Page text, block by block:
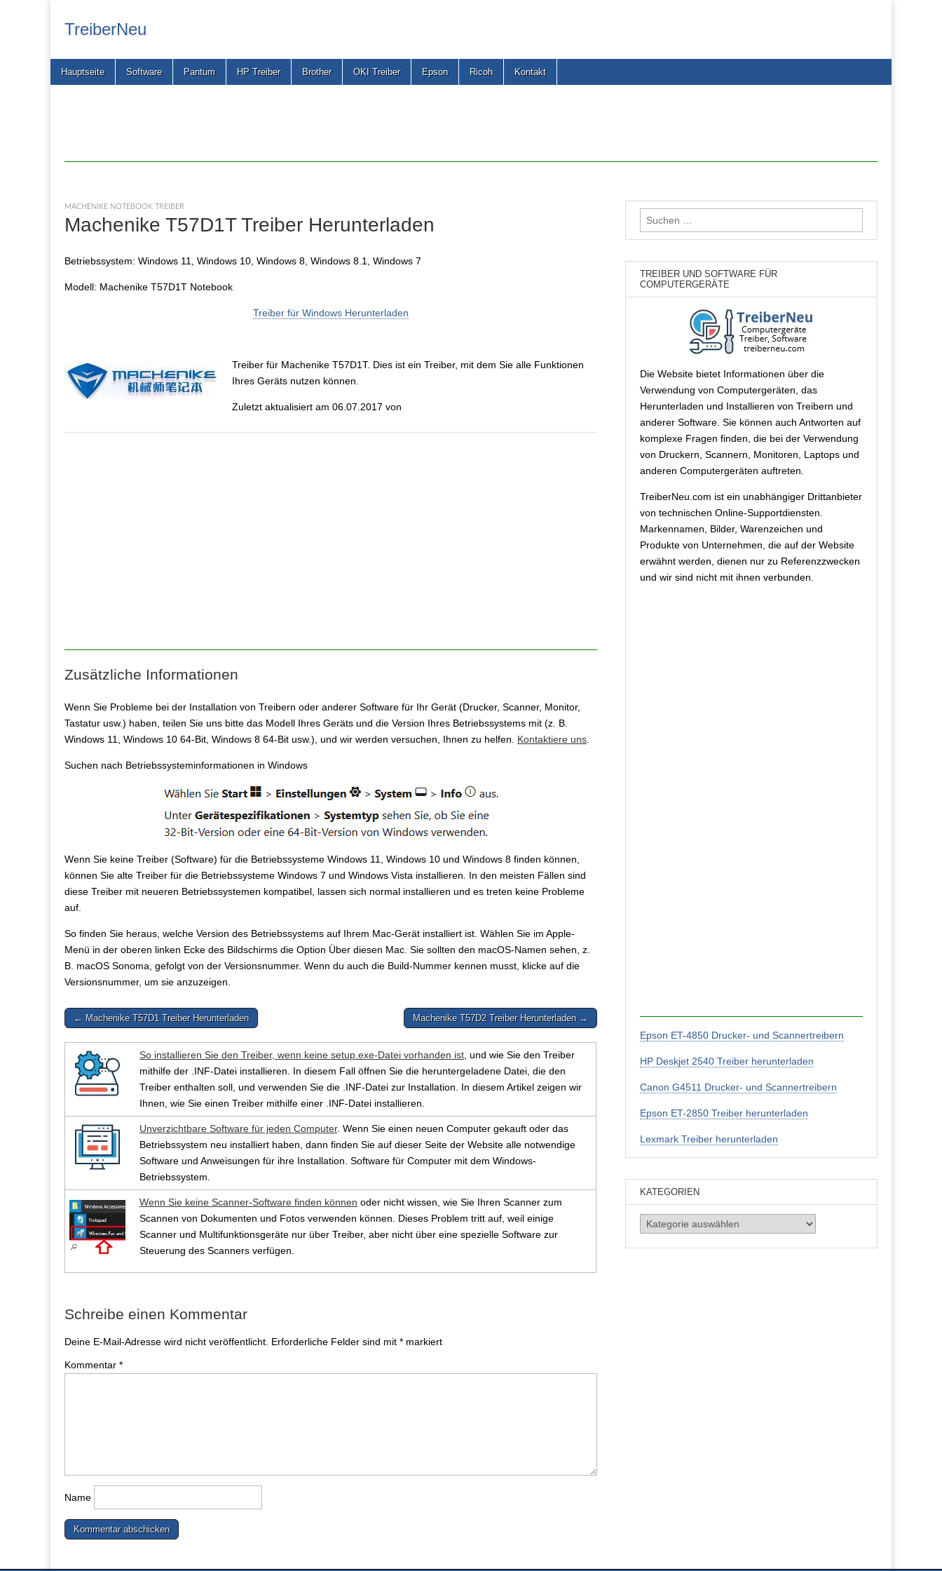
TreiberNeu
Main
Skip
Hauptseite Software Pantum HP Treiber Brother OKI Treiber Epson Ricoh Kontakt
MACHENIKE NOTEBOOK TREIBER
Machenike T57D1T Treiber Herunterladen
Betriebssystem: Windows 11, Windows 10, Windows 8, Windows 8.1, Windows 7
Modell: Machenike T57D1T Notebook
Treiber für Windows Herunterladen
Treiber für Machenike T57D1T. Dies ist ein Treiber, mit dem Sie alle Funktionen
Ihres Geräts nutzen können.
Zuletzt aktualisiert am 06.07.2017 von
Zusätzliche Informationen
Wenn Sie Probleme bei der Installation von Treibern oder anderer Software für Ihr Gerät (Drucker, Scanner, Monitor,
Tastatur usw.) haben, teilen Sie uns bitte das Modell Ihres Geräts und die Version Ihres Betriebssystems mit (z. B.
Windows 11, Windows 10 64-Bit, Windows 8 64-Bit usw.), und wir werden versuchen, Ihnen zu helfen. Kontaktiere uns
Suchen nach Betriebssysteminformationen in Windows
Wenn Sie keine Treiber (Software) für die Betriebssysteme Windows 11, Windows 10 und Windows 8 finden können,
können Sie alte Treiber für die Betriebssysteme Windows 7 und Windows Vista installieren. In den meisten Fällen sind
diese Treiber mit neueren Betriebssystemen kompatibel, lassen sich normal installieren und es treten keine Probleme
auf.
So finden Sie heraus, welche Version des Betriebssystems auf Ihrem Mac-Gerät installiert ist. Wählen Sie im Apple-
Menü in der oberen linken Ecke des Bildschirms die Option Über diesen Mac. Sie sollten den macOS-Namen sehen, z.
B. macOS Sonoma, gefolgt von der Versionsnummer. Wenn du auch die Build-Nummer kennen musst, klicke auf die
Versionsnummer, um sie anzuzeigen.
Post
navigation
← Machenike T57D1 Treiber Herunterladen Machenike T57D2 Treiber Herunterladen →
So installieren Sie den Treiber, wenn keine setup.exe-Datei vorhanden ist , und wie Sie den Treiber
mithilfe der .INF-Datei installieren. In diesem Fall öffnen Sie die heruntergeladene Datei, die den
Treiber enthalten soll, und verwenden Sie die .INF-Datei zur Installation. In diesem Artikel zeigen wir
Ihnen, wie Sie einen Treiber mithilfe einer .INF-Datei installieren.
Unverzichtbare Software für jeden Computer. Wenn Sie einen neuen Computer gekauft oder das
Betriebssystem neu installiert haben, dann finden Sie auf dieser Seite der Website alle notwendige
Software und Anweisungen für ihre Installation. Software für Computer mit dem Windows-
Betriebssystem.
Wenn Sie keine Scanner-Software finden können oder nicht wissen, wie Sie Ihren Scanner zum
Scannen von Dokumenten und Fotos verwenden können. Dieses Problem tritt auf, weil einige
Scanner und Multifunktionsgeräte nur über Treiber, aber nicht über eine spezielle Software zur
Steuerung des Scanners verfügen.
Schreibe einen Kommentar
Deine E-Mail-Adresse wird nicht veröffentlicht. Erforderliche Felder sind mit * markiert
Kommentar *
Name
Suchen
nach:
TREIBER UND SOFTWARE FÜR
COMPUTERGERÄTE
Die Website bietet Informationen über die
Verwendung von Computergeräten, das
Herunterladen und Installieren von Treibern und
anderer Software. Sie können auch Antworten auf
komplexe Fragen finden, die bei der Verwendung
von Druckern, Scannern, Monitoren, Laptops und
anderen Computergeräten auftreten.
TreiberNeu.com ist ein unabhängiger Drittanbieter
von technischen Online-Supportdiensten.
Markennamen, Bilder, Warenzeichen und
Produkte von Unternehmen, die auf der Website
erwähnt werden, dienen nur zu Referenzzwecken
und wir sind nicht mit ihnen verbunden.
Epson ET-4850 Drucker- und Scannertreibern
HP Deskjet 2540 Treiber herunterladen
Canon G4511 Drucker- und Scannertreibern
Epson ET-2850 Treiber herunterladen
Lexmark Treiber herunterladen
KATEGORIEN
Kategorien